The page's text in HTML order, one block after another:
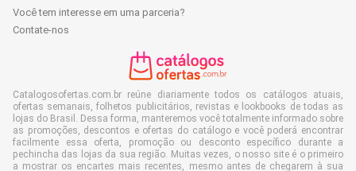
Você tem interesse em uma parceria?
Contate-nos
Catalogosofertas.com.br reúne diariamente todos os catálogos atuais,
ofertas semanais, folhetos publicitários, revistas e lookbooks de todas as
lojas do Brasil. Dessa forma, manteremos você totalmente informado sobre
as promoções, descontos e ofertas do catálogo e você poderá encontrar
facilmente essa oferta, promoção ou desconto específico durante a
pechincha das lojas da sua região. Muitas vezes, o nosso site é o primeiro
a mostrar os encartes mais recentes, mesmo antes de chegarem à sua